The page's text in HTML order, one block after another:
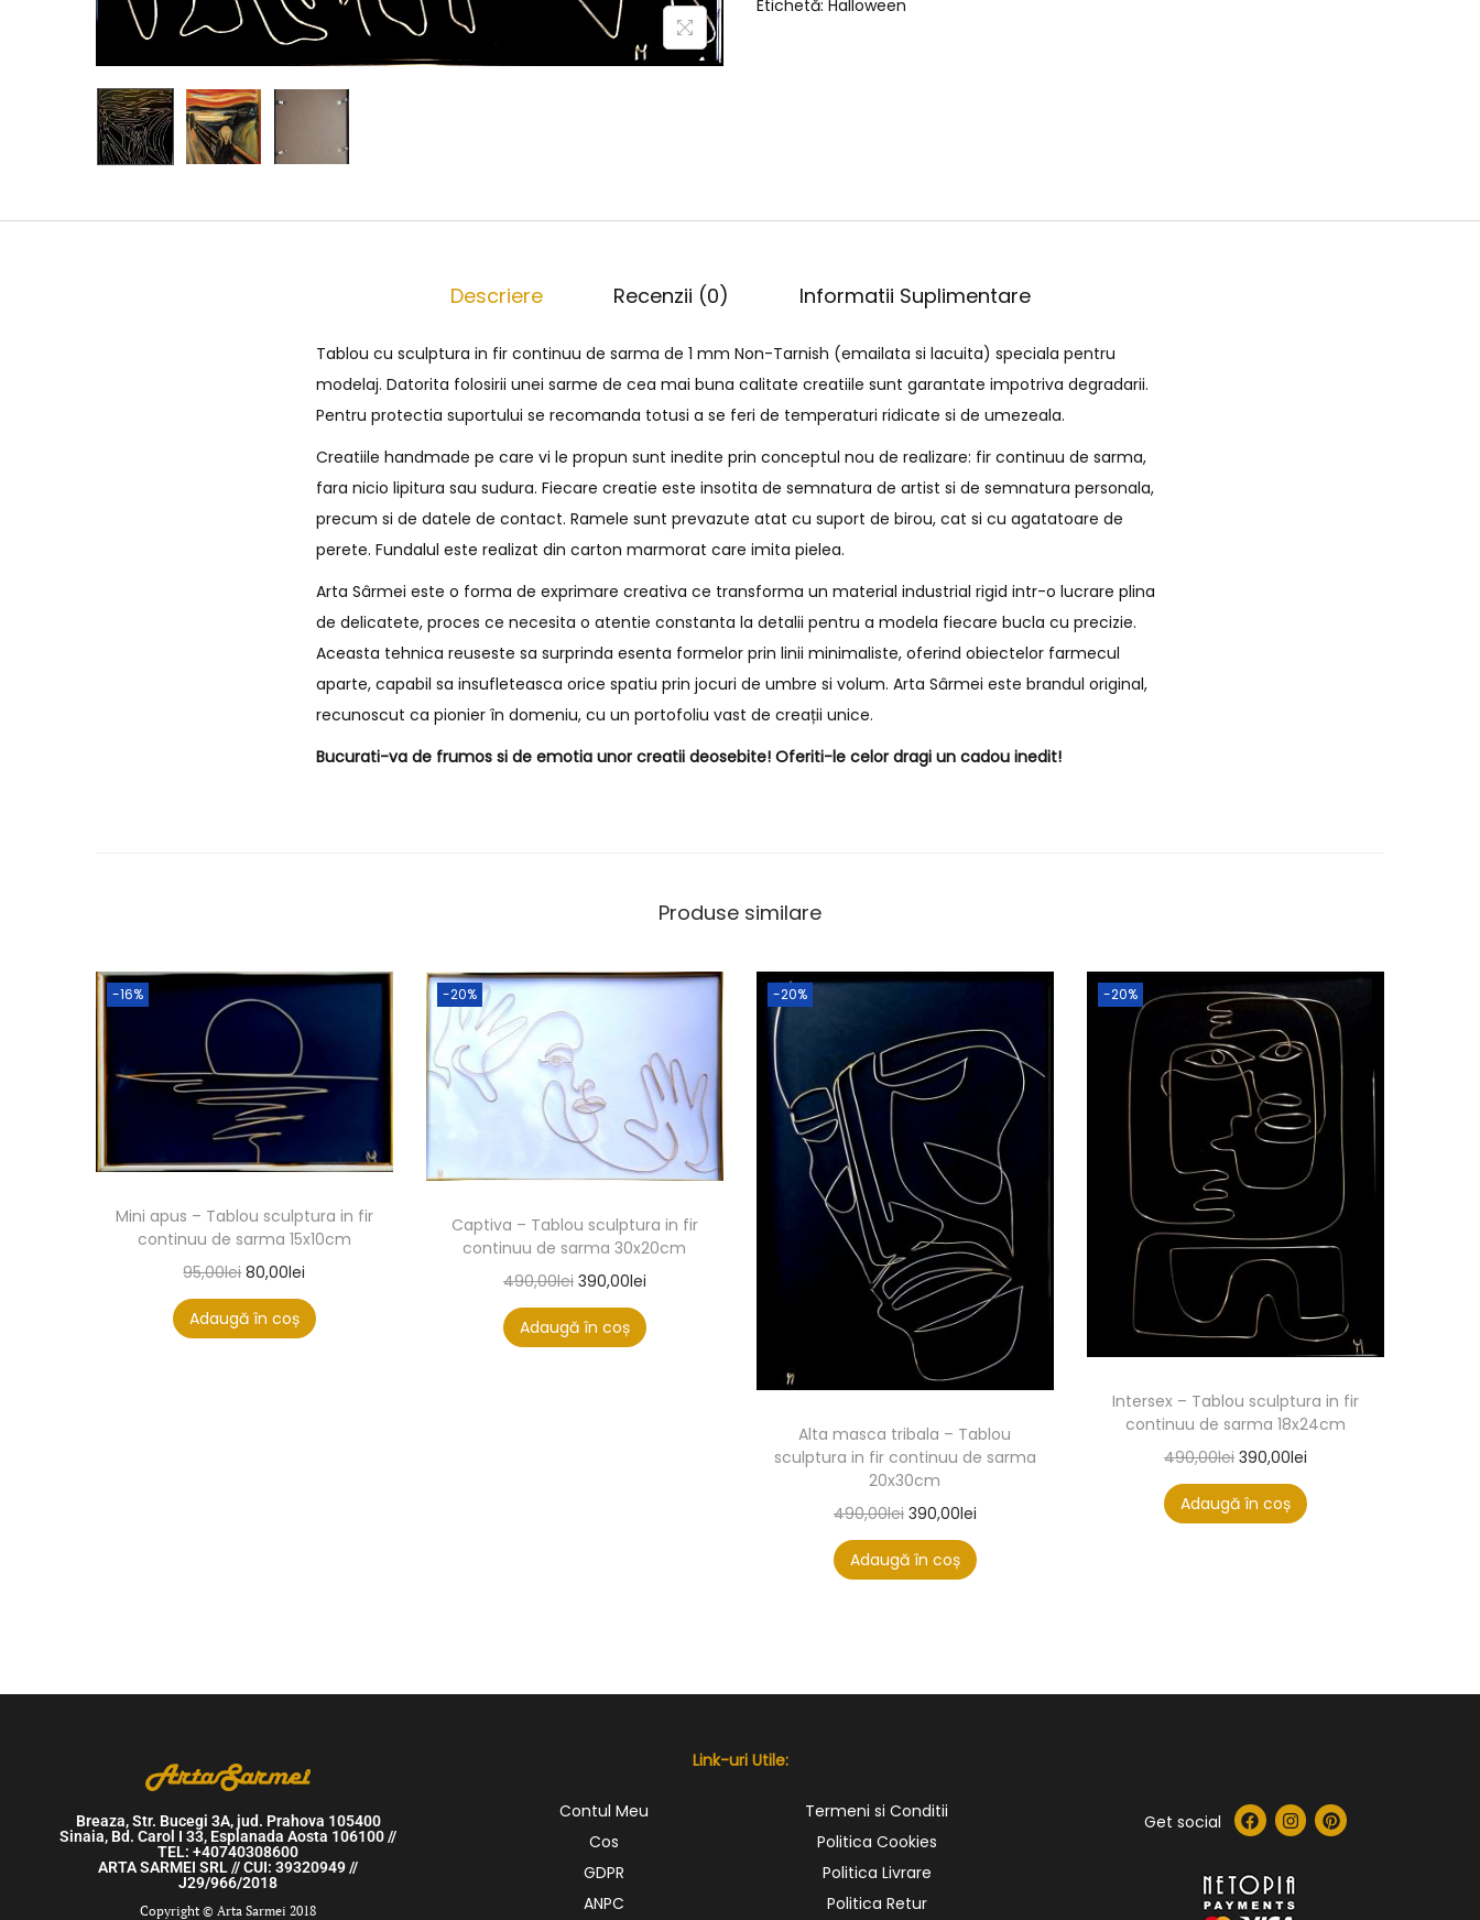
Etichetă: Halloween
Descriere Recenzii (0) Informatii Suplimentare
Tablou cu sculptura in fir continuu de sarma de 1 mm Non-Tarnish (emailata si lacuita) speciala pentru
modelaj. Datorita folosirii unei sarme de cea mai buna calitate creatiile sunt garantate impotriva degradarii.
Pentru protectia suportului se recomanda totusi a se feri de temperaturi ridicate si de umezeala.
Creatiile handmade pe care vi le propun sunt inedite prin conceptul nou de realizare: fir continuu de sarma,
fara nicio lipitura sau sudura. Fiecare creatie este insotita de semnatura de artist si de semnatura personala,
precum si de datele de contact. Ramele sunt prevazute atat cu suport de birou, cat si cu agatatoare de
perete. Fundalul este realizat din carton marmorat care imita pielea.
Arta Sârmei este o forma de exprimare creativa ce transforma un material industrial rigid intr-o lucrare plina
de delicatete, proces ce necesita o atentie constanta la detalii pentru a modela fiecare bucla cu precizie.
Aceasta tehnica reuseste sa surprinda esenta formelor prin linii minimaliste, oferind obiectelor farmecul
aparte, capabil sa insufleteasca orice spatiu prin jocuri de umbre si volum. Arta Sârmei este brandul original,
recunoscut ca pionier în domeniu, cu un portofoliu vast de creații unice.
Bucurati-va de frumos si de emotia unor creatii deosebite! Oferiti-le celor dragi un cadou inedit!
Produse similare
-16%
Mini apus – Tablou sculptura in fir
continuu de sarma 15x10cm
95,00lei 80,00lei
Adaugă în coș
-20%
Captiva – Tablou sculptura in fir
continuu de sarma 30x20cm
490,00lei 390,00lei
Adaugă în coș
-20%
Alta masca tribala – Tablou
sculptura in fir continuu de sarma
20x30cm
490,00lei 390,00lei
Adaugă în coș
-20%
Intersex – Tablou sculptura in fir
continuu de sarma 18x24cm
490,00lei 390,00lei
Adaugă în coș
Breaza, Str. Bucegi 3A, jud. Prahova 105400
Sinaia, Bd. Carol I 33, Esplanada Aosta 106100 //
TEL: +40740308600
ARTA SARMEI SRL // CUI: 39320949 //
J29/966/2018
Copyright © Arta Sarmei 2018
Link-uri Utile:
Contul Meu
Cos
GDPR
ANPC
Termeni si Conditii
Politica Cookies
Politica Livrare
Politica Retur
Get social